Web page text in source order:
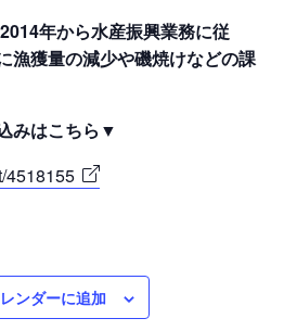
年から水産振興業務に従
漁獲量の減少や磯焼けなどの課
みはこちら▼
4518155
ンダーに追加